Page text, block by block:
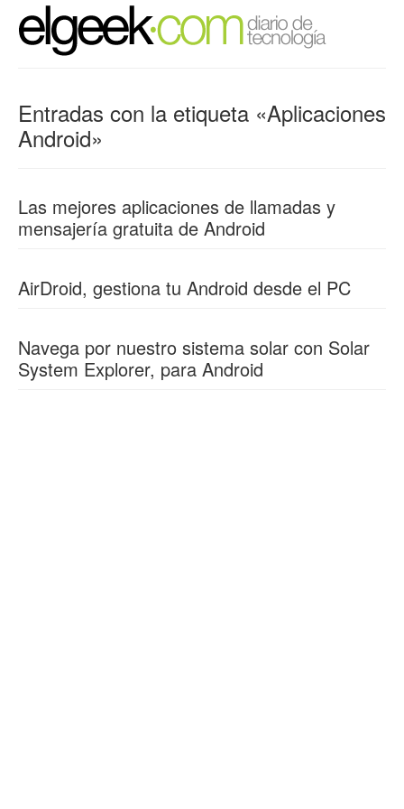
Entradas con la etiqueta «Aplicaciones
Android»
Las mejores aplicaciones de llamadas y
mensajería gratuita de Android
AirDroid, gestiona tu Android desde el PC
Navega por nuestro sistema solar con Solar
System Explorer, para Android